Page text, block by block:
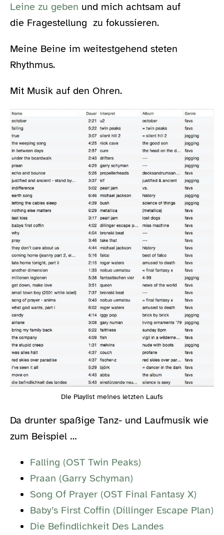
Leine zu geben und mich achtsam auf
die Fragestellung zu fokussieren.
Meine Beine im weitestgehend steten
Rhythmus.
Mit Musik auf den Ohren.
Die Playlist meines letzten Laufs
Da drunter spaßige Tanz- und Laufmusik wie
zum Beispiel …
Falling (OST Twin Peaks)
Praan (Garry Schyman)
Song Of Prayer (OST Final Fantasy X)
Baby’s First Coffin (Dillinger Escape Plan)
Die Befindlichkeit Des Landes